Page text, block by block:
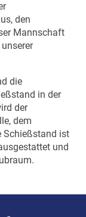
den
Mannschaft
die
in der
der
dem
Schießstand ist
und